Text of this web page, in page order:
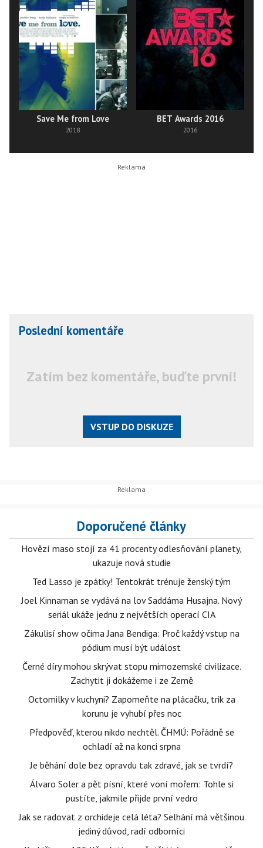
Save Me from Love
2018
BET Awards 2016
2016
Poslední komentáře
Zatím bez komentáře, buďte první!
VSTUP DO DISKUZE
Doporučené články
Hovězí maso stojí za 41 procenty odlesňování planety,
ukazuje nová studie
Ted Lasso je zpátky! Tentokrát trénuje ženský tým
Joel Kinnaman se vydává na lov Saddáma Husajna. Nový
seriál ukáže jednu z největších operací CIA
Zákulisí show očima Jana Bendiga: Proč každý vstup na
pódium musí být událost
Černé díry mohou skrývat stopu mimozemské civilizace.
Zachytit ji dokážeme i ze Země
Octomilky v kuchyni? Zapomeňte na plácačku, trik za
korunu je vyhubí přes noc
Předpověď, kterou nikdo nechtěl. ČHMÚ: Pořádně se
ochladí až na konci srpna
Je běhání dole bez opravdu tak zdravé, jak se tvrdí?
Álvaro Soler a pět písní, které voní mořem: Tohle si
pustíte, jakmile přijde první vedro
Jak se radovat z orchideje celá léta? Selhání má většinou
jediný důvod, radí odborníci